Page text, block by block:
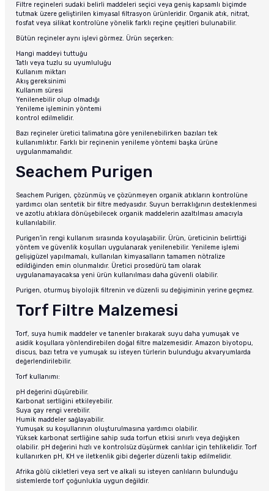
Filtre reçineleri sudaki belirli maddeleri seçici veya geniş kapsamlı biçimde
tutmak üzere geliştirilen kimyasal filtrasyon ürünleridir. Organik atık, nitrat,
fosfat veya silikat kontrolüne yönelik farklı reçine çeşitleri bulunabilir.
Bütün reçineler aynı işlevi görmez. Ürün seçerken:
Hangi maddeyi tuttuğu
Tatlı veya tuzlu su uyumluluğu
Kullanım miktarı
Akış gereksinimi
Kullanım süresi
Yenilenebilir olup olmadığı
Yenileme işleminin yöntemi
kontrol edilmelidir.
Bazı reçineler üretici talimatına göre yenilenebilirken bazıları tek
kullanımlıktır. Farklı bir reçinenin yenileme yöntemi başka ürüne
uygulanmamalıdır.
Seachem Purigen
Seachem Purigen, çözünmüş ve çözünmeyen organik atıkların kontrolüne
yardımcı olan sentetik bir filtre medyasıdır. Suyun berraklığının desteklenmesi
ve azotlu atıklara dönüşebilecek organik maddelerin azaltılması amacıyla
kullanılabilir.
Purigen’in rengi kullanım sırasında koyulaşabilir. Ürün, üreticinin belirttiği
yöntem ve güvenlik koşulları uygulanarak yenilenebilir. Yenileme işlemi
gelişigüzel yapılmamalı, kullanılan kimyasalların tamamen nötralize
edildiğinden emin olunmalıdır. Üretici prosedürü tam olarak
uygulanamayacaksa yeni ürün kullanılması daha güvenli olabilir.
Purigen, oturmuş biyolojik filtrenin ve düzenli su değişiminin yerine geçmez.
Torf Filtre Malzemesi
Torf, suya humik maddeler ve tanenler bırakarak suyu daha yumuşak ve
asidik koşullara yönlendirebilen doğal filtre malzemesidir. Amazon biyotopu,
discus, bazı tetra ve yumuşak su isteyen türlerin bulunduğu akvaryumlarda
değerlendirilebilir.
Torf kullanımı:
pH değerini düşürebilir.
Karbonat sertliğini etkileyebilir.
Suya çay rengi verebilir.
Humik maddeler sağlayabilir.
Yumuşak su koşullarının oluşturulmasına yardımcı olabilir.
Yüksek karbonat sertliğine sahip suda torfun etkisi sınırlı veya değişken
olabilir. pH değerini hızlı ve kontrolsüz düşürmek canlılar için tehlikelidir. Torf
kullanırken pH, KH ve iletkenlik gibi değerler düzenli takip edilmelidir.
Afrika gölü cikletleri veya sert ve alkali su isteyen canlıların bulunduğu
sistemlerde torf çoğunlukla uygun değildir.